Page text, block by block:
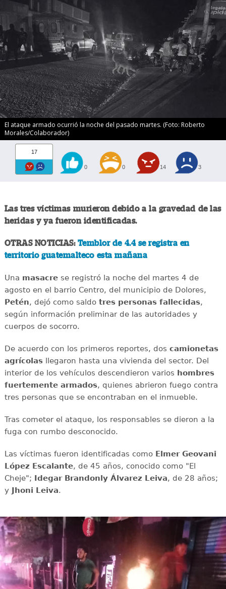
El ataque armado ocurrió la noche del pasado martes. (Foto: Roberto
Morales/Colaborador)
17
0 0 14 3
Las tres víctimas murieron debido a la gravedad de las
heridas y ya fueron identificadas.
OTRAS NOTICIAS: Temblor de 4.4 se registra en
territorio guatemalteco esta mañana
Una masacrese registró la noche del martes 4 de
agosto en el barrio Centro, del municipio de Dolores,
Petén, dejó como saldo tres personas fallecidas,
según información preliminar de las autoridades y
cuerpos de socorro.
De acuerdo con los primeros reportes, dos camionetas
agrícolasllegaron hasta una vivienda del sector. Del
interior de los vehículos descendieron varios hombres
fuertemente armados, quienes abrieron fuego contra
tres personas que se encontraban en el inmueble.
Tras cometer el ataque, los responsables se dieron a la
fuga con rumbo desconocido.
Las víctimas fueron identificadas como Elmer Geovani
López Escalante, de 45 años, conocido como "El
Cheje"; Idegar Brandonly Álvarez Leiva, de 28 años;
y Jhoni Leiva.